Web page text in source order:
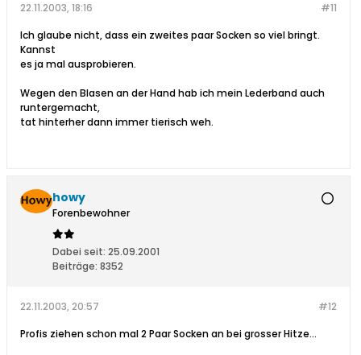
#11
22.11.2003, 18:16
Ich glaube nicht, dass ein zweites paar Socken so viel bringt.
Kannst
es ja mal ausprobieren.
Wegen den Blasen an der Hand hab ich mein Lederband auch
runtergemacht,
tat hinterher dann immer tierisch weh.
howy
Forenbewohner
Dabei seit: 25.09.2001
Beiträge: 8352
#12
22.11.2003, 20:57
Profis ziehen schon mal 2 Paar Socken an bei grosser Hitze...